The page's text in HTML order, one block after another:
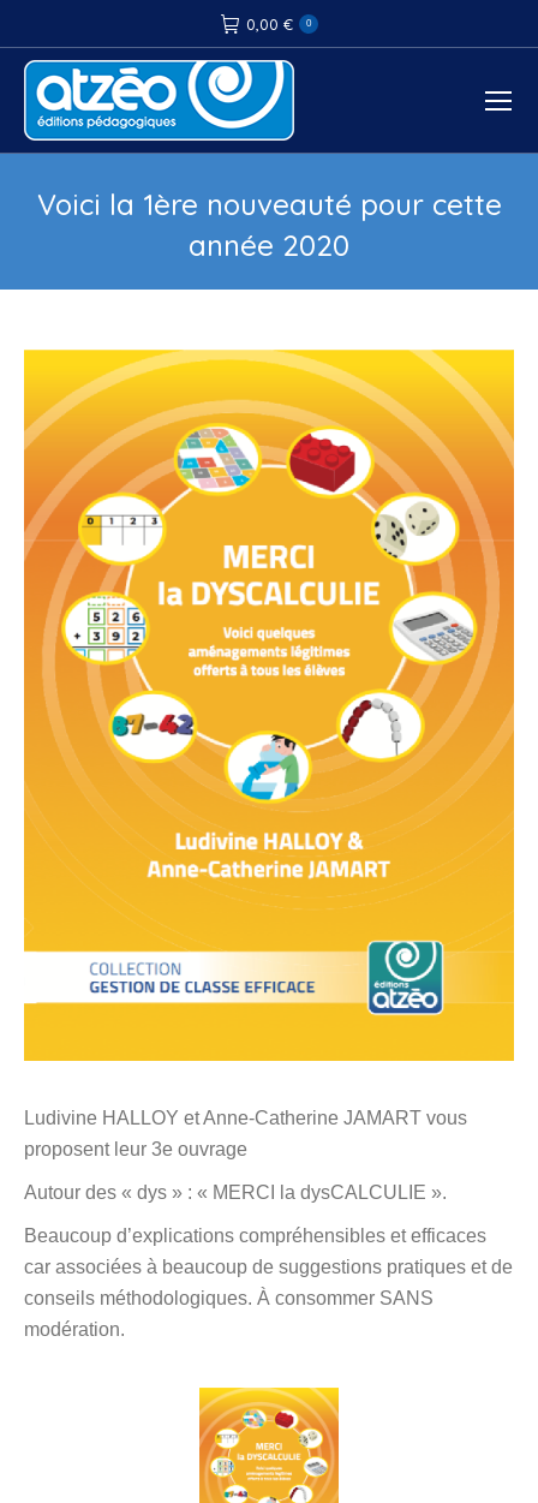
0,00 € 0
Voici la 1ère nouveauté pour cette
année 2020
Ludivine HALLOY et Anne-Catherine JAMART vous
proposent leur 3e ouvrage
Autour des « dys » : « MERCI la dysCALCULIE ».
Beaucoup d’explications compréhensibles et efficaces
car associées à beaucoup de suggestions pratiques et de
conseils méthodologiques. À consommer SANS
modération.